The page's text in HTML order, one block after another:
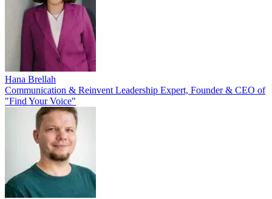
Hana Brellah
Communication & Reinvent Leadership Expert, Founder & CEO of
"Find Your Voice"